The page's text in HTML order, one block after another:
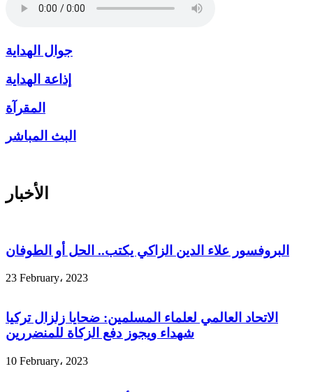
جوال الهداية
إذاعة الهداية
المقرآة
البث المباشر
الأخبار
البروفسور علاء الدين الزاكي يكتب.. الحل أو الطوفان
23 February، 2023
الاتحاد العالمي لعلماء المسلمين: ضحايا زلزال تركيا
شهداء ويجوز دفع الزكاة للمنضررين
10 February، 2023